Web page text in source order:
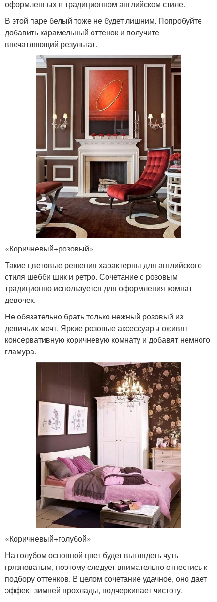
оформленных в традиционном английском стиле.
В этой паре белый тоже не будет лишним. Попробуйте
добавить карамельный оттенок и получите
впечатляющий результат.
«Коричневый+розовый»
Такие цветовые решения характерны для английского
стиля шебби шик и ретро. Сочетание с розовым
традиционно используется для оформления комнат
девочек.
Не обязательно брать только нежный розовый из
девичьих мечт. Яркие розовые аксессуары оживят
консервативную коричневую комнату и добавят немного
гламура.
«Коричневый+голубой»
На голубом основной цвет будет выглядеть чуть
грязноватым, поэтому следует внимательно отнестись к
подбору оттенков. В целом сочетание удачное, оно дает
эффект зимней прохлады, подчеркивает чистоту.